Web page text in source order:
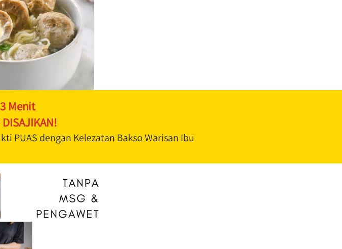
Menit
DISAJIKAN!
PUAS dengan Kelezatan Bakso Warisan Ibu